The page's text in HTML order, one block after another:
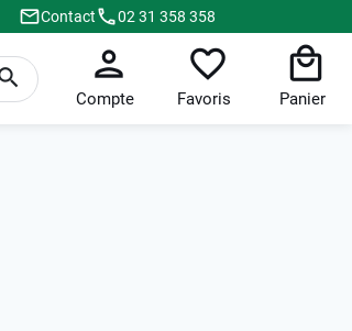
Contact 02 31 358 358
Compte Favoris Panier